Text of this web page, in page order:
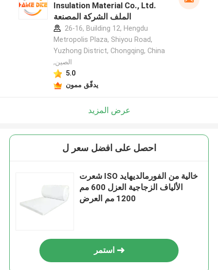
Insulation Material Co., Ltd.
الملف الشركة المصنعة
26-16, Building 12, Hengdu
Metropolis Plaza, Shiyou Road,
Yuzhong District, Chongqing, China
,الصين
5.0
يدقّق ممون
عرض المزيد
احصل على افضل سعر ل
شعرت ISO خالية من الفورمالديهايد
الألياف الزجاجية العزل 600 مم
1200 مم العرض
استمر